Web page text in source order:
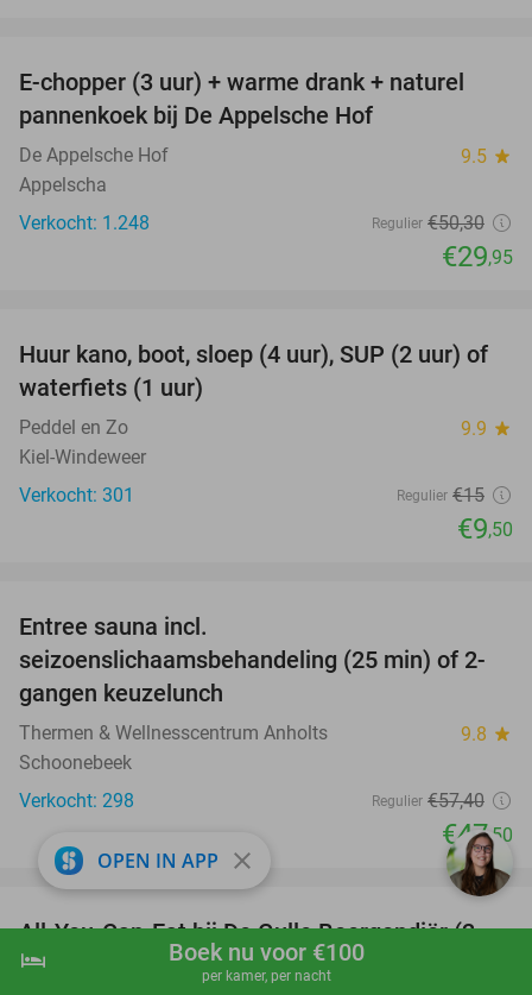
shopping_cart Boek nu
hotel Boek nu voor €100
per kamer, per nacht
40%
E-chopper (3 uur) + warme drank + naturel
pannenkoek bij De Appelsche Hof
De Appelsche Hof 9.5 star
Appelscha
Verkocht: 1.248
Regulier €50,30
€29,95
37%
Huur kano, boot, sloep (4 uur), SUP (2 uur) of
waterfiets (1 uur)
Peddel en Zo 9.9 star
Kiel-Windeweer
Verkocht: 301
Regulier €15
€9,50
Entree sauna incl.
seizoenslichaamsbehandeling (25 min) of 2-
gangen keuzelunch
Thermen & Wellnesscentrum Anholts 9.8 star
Schoonebeek
Verkocht: 298
Regulier €57,40
€47,50
23%
favorite_border
All-You-Can-Eat bij De Gulle Boergondiër (2
uur)
OPEN IN APP close